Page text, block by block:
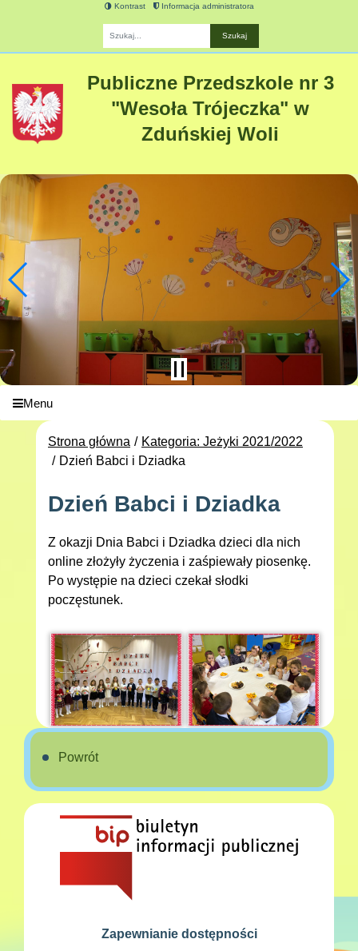
Kontrast Informacja administratora
Publiczne Przedszkole nr 3
"Wesoła Trójeczka" w
Zduńskiej Woli
Menu
Strona główna
Kategoria: Jeżyki 2021/2022
Dzień Babci i Dziadka
Dzień Babci i Dziadka
Z okazji Dnia Babci i Dziadka dzieci dla nich
online złożyły życzenia i zaśpiewały piosenkę.
Po występie na dzieci czekał słodki
poczęstunek.
Powrót
Zapewnianie dostępności